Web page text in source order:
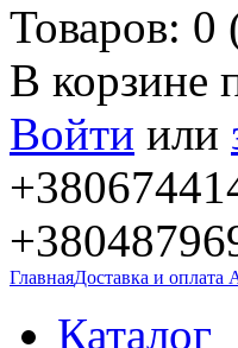
Товаров: 0
В корзине
Войти или
ГлавнаяДоставка и оплата
Каталог